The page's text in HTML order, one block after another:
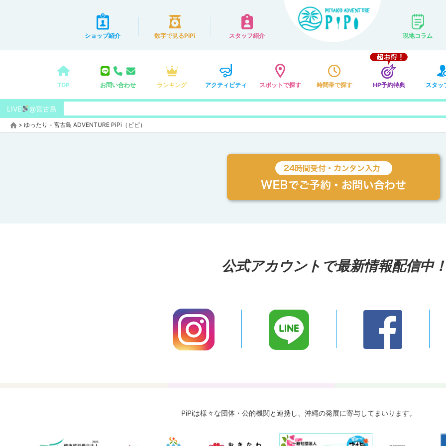
ショップ紹介 数字で見るPiPi スタッフ紹介 現地コラム
TOP お問い合わせ ランキング アクティビティ スポットで探す 時間帯で探す HP予約特典 スタッ
LIVE @宮古島
> ゆったり - 宮古島 ADVENTURE PiPi（ピピ）
公式アカウントで最新情報配信中
PiPiは様々な団体・公的機関と連携し、 沖縄の発展に寄与してまいります。